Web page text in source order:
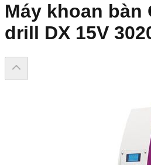
Máy khoan bàn
drill DX 15V